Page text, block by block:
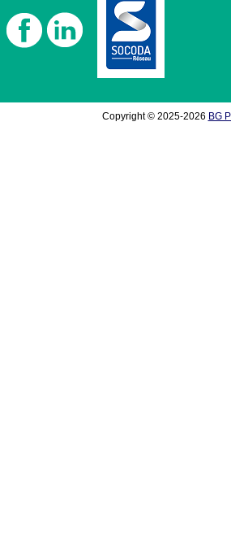
Copyright © 2025-2026 BG